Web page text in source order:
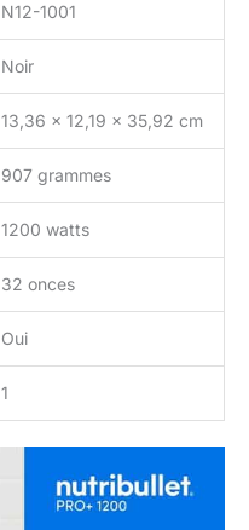
N12-1001
Noir
13,36 x 12,19 x 35,92 cm
907 grammes
1200 watts
32 onces
Oui
1